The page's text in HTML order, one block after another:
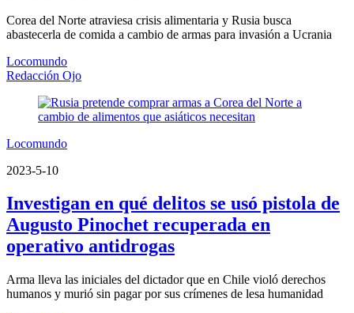
Corea del Norte atraviesa crisis alimentaria y Rusia busca
abastecerla de comida a cambio de armas para invasión a Ucrania
Locomundo
Redacción Ojo
Locomundo
2023-5-10
Investigan en qué delitos se usó pistola de
Augusto Pinochet recuperada en
operativo antidrogas
Arma lleva las iniciales del dictador que en Chile violó derechos
humanos y murió sin pagar por sus crímenes de lesa humanidad